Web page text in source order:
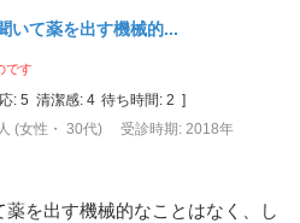
いて薬を出す機械的...
です
: 5 清潔感: 4 待ち時間: 2 ]
(女性・ 30代) 受診時期: 2018年
を出す機械的なことはなく、し